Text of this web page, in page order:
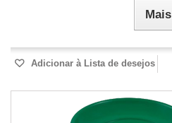
Mais
Adicionar à Lista de desejos